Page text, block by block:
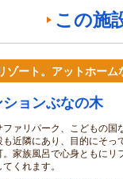
この施
ゾート。アットホーム
ョンぶなの木
ファリパーク、こどもの国
も近隣にあり、目的にそっ
。家族風呂で心身ともにリ
くれます。